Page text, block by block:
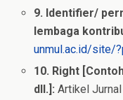
9. Identifier/
lembaga
unmul.ac.id/site/
10. Right
dll.]: Artikel Jurnal